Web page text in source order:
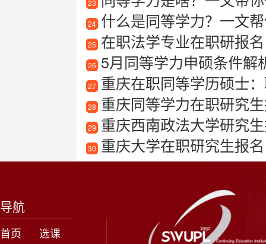
23
24 什么是同等学力？一文
25 在职法学专业在职研报名
26 5月同等学力申硕条件解
27 重庆在职同等学历硕士
28 重庆同等学力在职研究
29 重庆西南政法大学研究
30 重庆大学在职研究生报名
导航
首页
选课